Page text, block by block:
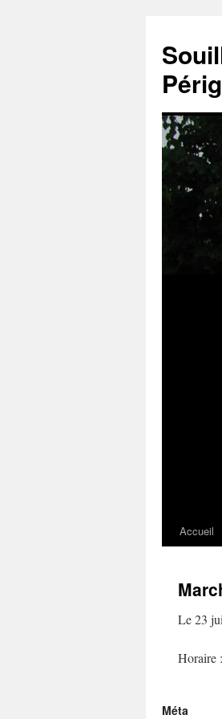
Accueil
Le 23
Horaire
Méta